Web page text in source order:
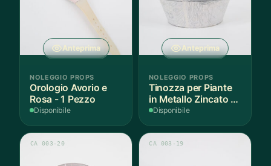
Anteprima
NOLEGGIO PROPS
Orologio Avorio e
Rosa - 1 Pezzo
Disponibile
Anteprima
NOLEGGIO PROPS
Tinozza per Piante
in Metallo Zincato -
1 Pezzo
Disponibile
CA 003-20 CA 003-19